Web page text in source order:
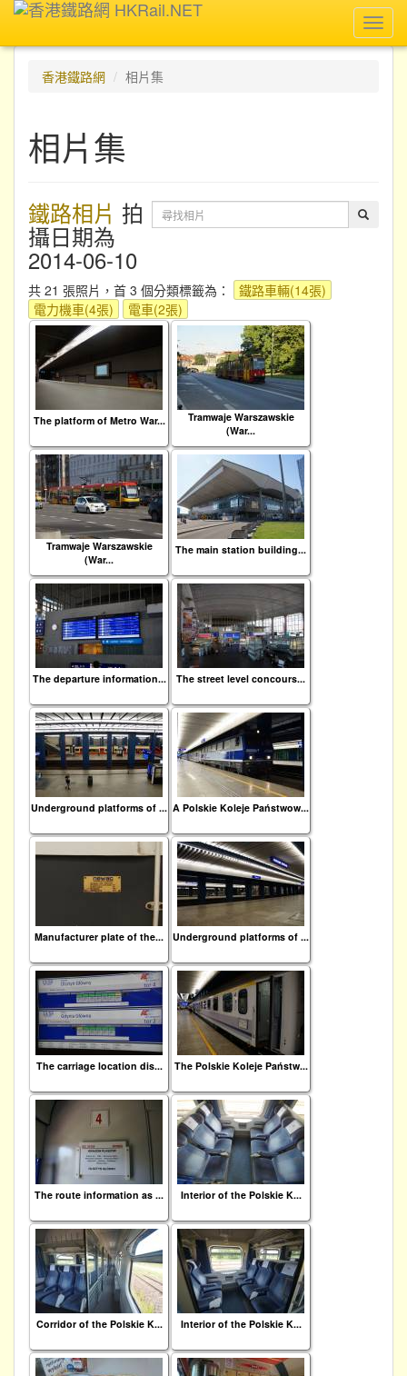
香港鐵路網
相片集
相片集
鐵路相片 拍
攝日期為
2014-06-10
共 21 張照片，首 3 個分類標籤為：
鐵路車輛(14張)
電力機車(4張)
電車(2張)
The platform of Metro War...
Tramwaje Warszawskie
(War...
Tramwaje Warszawskie
(War...
The main station building...
The departure information... The street level concours...
Underground platforms of ... A Polskie Koleje Państwow...
Manufacturer plate of the... Underground platforms of ...
The carriage location dis... The Polskie Koleje Państw...
The route information as ... Interior of the Polskie K...
Corridor of the Polskie K... Interior of the Polskie K...